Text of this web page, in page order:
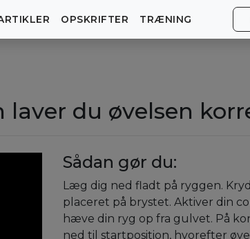
OPSKRIFTER TRÆNING
laver du øvelsen
Sådan gør du:
Læg dig ned fladt på ryggen.
placeret på brystet. Aktiver din
hæve din ryg op fra gulvet. På
ned til startposition, hvorefter